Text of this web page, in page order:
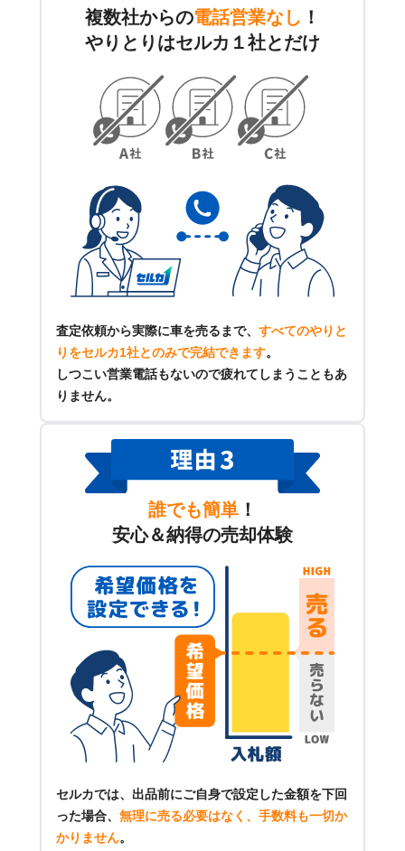
複数社からの電話営業なし ！
やりとりはセルカ１社とだけ
査定依頼から実際に車を売るまで、 すべてのやりと
りをセルカ1社とのみで完結できます。
しつこい営業電話もないので疲れてしまうこともあ
りません。
誰でも簡単 ！
安心＆納得の売却体験
セルカでは、出品前にご自身で設定した金額を下回
った場合、 無理に売る必要はなく、手数料も一切か
かりません。